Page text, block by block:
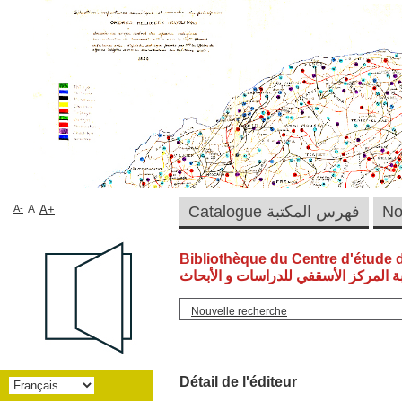
Bibliothèque du Centre d'étude
المركز الأسقفي للدراسات و الأبحاث
Nouvelle recherche
Détail de l'éditeur
Catalogue فهرس المكتبة A- A A+